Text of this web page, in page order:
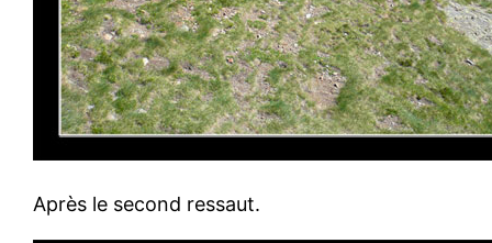
Après le second ressaut.